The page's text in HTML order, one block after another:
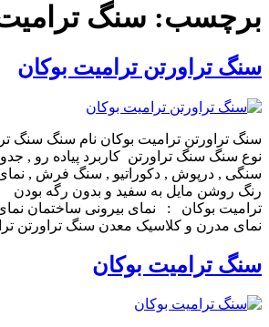
برچسب: سنگ
سنگ تراورتن ترامیت بوکان
سنگ تراورتن ترامیت بوکان نام سنگ سنگ
نوع سنگ سنگ تراورتن کاربرد پیاده رو ,
سنگی , درپوش , دکوراتیو , سنگ فرش ,
رنگ روشن مایل به سفید و بدون رگه بودن
ترامیت بوکان : نمای بیرونی ساختمان
نمای مدرن و کلاسیک معدن سنگ تراورتن
سنگ ترامیت بوکان